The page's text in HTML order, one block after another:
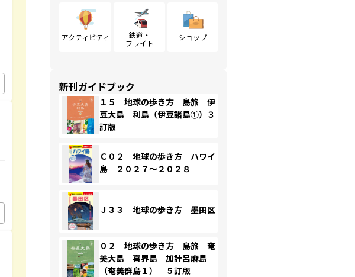
アクティビティ
鉄道・
フライト
ショップ
新刊ガイドブック
１５ 地球の歩き方 島旅 伊
豆大島 利島（伊豆諸島①）３
訂版
Ｃ０２ 地球の歩き方 ハワイ
島 ２０２７～２０２８
Ｊ３３ 地球の歩き方 墨田区
０２ 地球の歩き方 島旅 奄
美大島 喜界島 加計呂麻島
（奄美群島１） ５訂版